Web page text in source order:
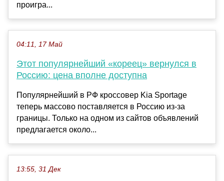
проигра...
04:11, 17 Май
Этот популярнейший «кореец» вернулся в
Россию: цена вполне доступна
Популярнейший в РФ кроссовер Kia Sportage
теперь массово поставляется в Россию из-за
границы. Только на одном из сайтов объявлений
предлагается около...
13:55, 31 Дек